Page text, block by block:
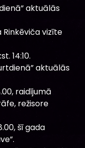
aktuālās
Rinkēviča vizīte
14:10.
aktuālās
raidījumā
režisore
šī gada